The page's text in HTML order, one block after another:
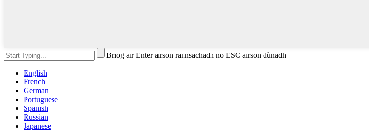
Briog air Enter airson rannsachadh no ESC airson dùnadh
English
French
German
Portuguese
Spanish
Russian
Japanese